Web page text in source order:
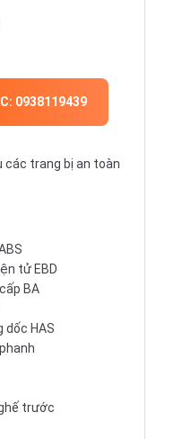
0938119439
các trang bị an toàn
tử EBD
BA
dốc HAS
trước